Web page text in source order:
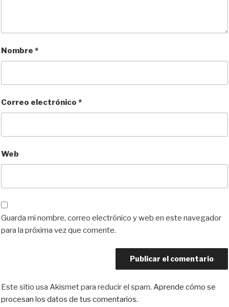
Nombre *
Correo electrónico *
Web
Guarda mi nombre, correo electrónico y web en este navegador
para la próxima vez que comente.
Este sitio usa Akismet para reducir el spam. Aprende cómo se
procesan los datos de tus comentarios.